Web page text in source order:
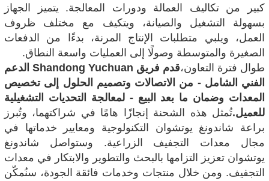
كبير من تكاليف العمالة ودورات المعالجة. يتميز الجهاز
بسهولة التشغيل والصيانة، ويتكيف مع مختلف ظروف
العمل، ويلبي متطلبات الإنتاج المرنة، بدءًا من الدفعات
الصغيرة والمتوسطة وصولًا إلى العمليات واسعة النطاق.
طوال فترة التعاون،
قدم فريق Shandong Yuchuan الدعم
الفني الشامل - من الاتصالات وتصميم الحلول إلى تخصيص
المعدات وضمان ما بعد البيع - لمعالجة التحديات التشغيلية
للعميل.تُمثل هذه الشحنة إنجازًا هامًا في شراكتهما، وتُبرز
براعة شاندونغ يوتشوان التكنولوجية ومعايير خدماتها في
مجال معدات التجفيف الزراعية. وستواصل شاندونغ
يوتشوان تعزيز التزامها بالبحث والتطوير والابتكار في معدات
التجفيف. ومن خلال منتجات وخدمات فائقة الجودة، سنُمكّن